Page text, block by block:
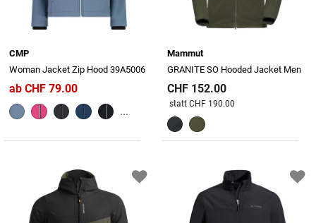
CMP
Woman Jacket Zip Hood 39A5006
ab CHF 79.00
...
Mammut
GRANITE SO Hooded Jacket Men
CHF 152.00
Preis reduziert von
statt CHF 190.00